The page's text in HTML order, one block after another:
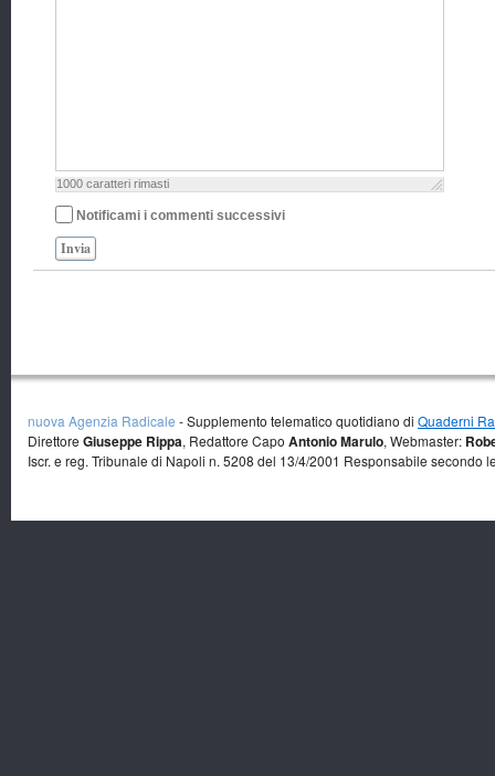
1000 caratteri rimasti
Notificami i commenti successivi
Invia
nuova Agenzia Radicale - Supplemento telematico quotidiano di Quaderni
Direttore Giuseppe Rippa, Redattore Capo Antonio Marulo, Webmaster:
Iscr. e reg. Tribunale di Napoli n. 5208 del 13/4/2001 Responsabile secondo